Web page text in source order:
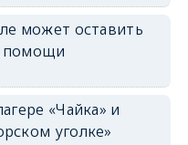
может оставить
помощи
«Чайка» и
уголке»